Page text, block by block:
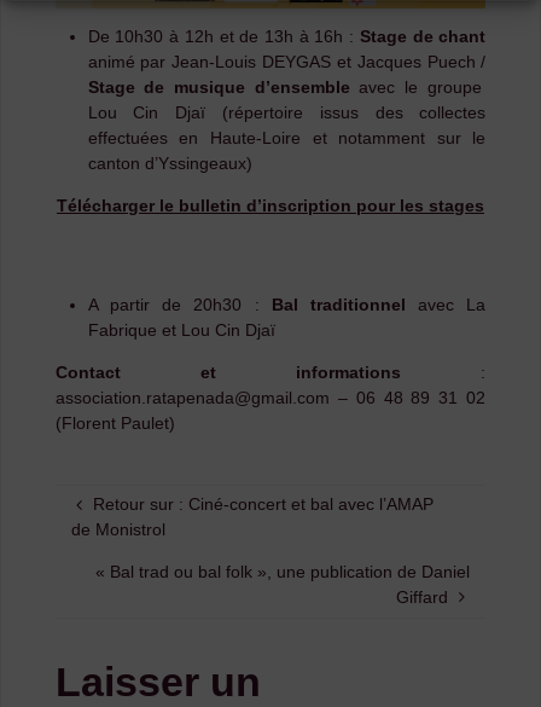
De 10h30 à 12h et de 13h à 16h : Stage de chant
animé par Jean-Louis DEYGAS et Jacques Puech /
Stage de musique d’ensemble avec le groupe
Lou Cin Djaï (répertoire issus des collectes
effectuées en Haute-Loire et notamment sur le
canton d’Yssingeaux)
Télécharger le bulletin d’inscription pour les stages
A partir de 20h30 : Bal traditionnel
avec La
Fabrique et Lou Cin Djaï
Contact et informations :
association.ratapenada@gmail.com – 06 48 89 31 02
(Florent Paulet)
Retour sur : Ciné-concert et bal avec l’AMAP
de Monistrol
« Bal trad ou bal folk », une publication de Daniel
Giffard
Laisser un